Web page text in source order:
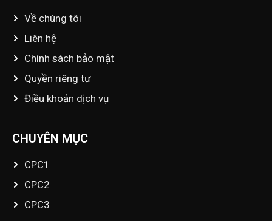
Về chúng tôi
Liên hệ
Chính sách bảo mật
Quyền riêng tư
Điều khoản dịch vụ
CHUYÊN MỤC
CPC1
CPC2
CPC3